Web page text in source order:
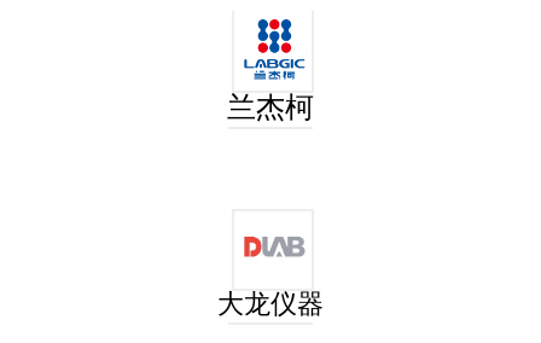
兰杰柯
大龙仪器